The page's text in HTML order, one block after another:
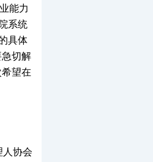
能力
系统
具体
切解
望在
人协会